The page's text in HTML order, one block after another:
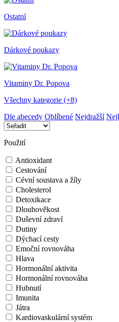
Ostatní
Dárkové poukazy
Vitaminy Dr. Popova
Všechny kategorie (+8)
Dle abecedy Oblíbené Nejdražší
Použití
Antioxidant
Cestování
Cévní soustava a žíly
Cholesterol
Detoxikace
Dlouhověkost
Duševní zdraví
Dutiny
Dýchací cesty
Emoční rovnováha
Hlava
Hormonální aktivita
Hormonální rovnováha
Hubnutí
Imunita
Játra
Kardiovaskulární systém